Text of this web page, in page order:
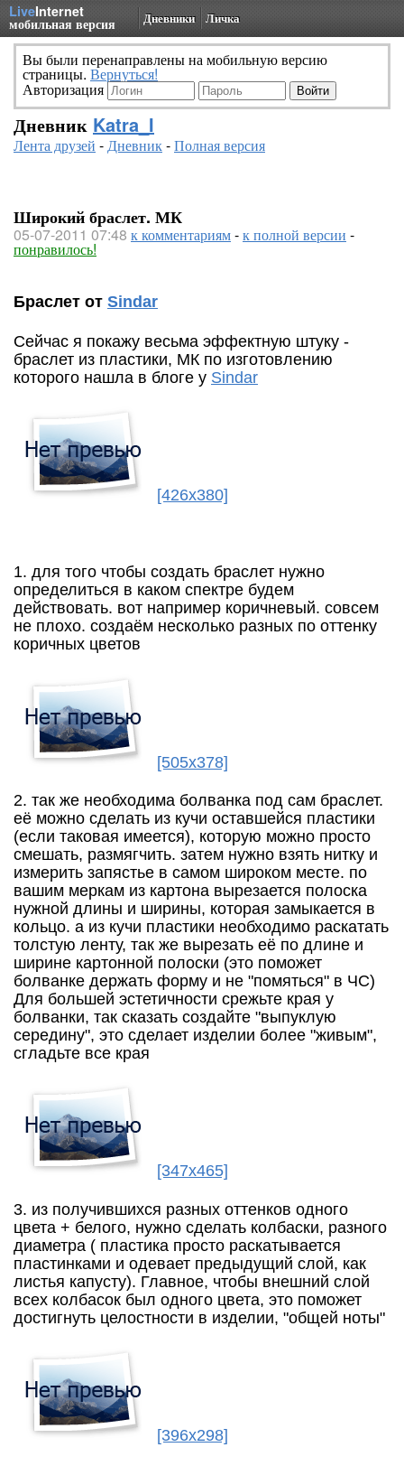
LiveInternet
мобильная версия Дневники Личка
Вы были перенаправлены на мобильную версию
страницы. Вернуться!
Авторизация
Дневник Katra_I
Лента друзей -Дневник-Полная версия
Широкий браслет. МК
05-07-2011 07:48 к комментариям-к полной версии -
понравилось!
Браслет от Sindar
Сейчас я покажу весьма эффектную штуку -
браслет из пластики, МК по изготовлению
которого нашла в блоге у Sindar
[426x380]
1. для того чтобы создать браслет нужно
определиться в каком спектре будем
действовать. вот например коричневый. совсем
не плохо. создаём несколько разных по оттенку
коричных цветов
[505x378]
2. так же необходима болванка под сам браслет.
её можно сделать из кучи оставшейся пластики
(если таковая имеется), которую можно просто
смешать, размягчить. затем нужно взять нитку и
измерить запястье в самом широком месте. по
вашим меркам из картона вырезается полоска
нужной длины и ширины, которая замыкается в
кольцо. а из кучи пластики необходимо раскатать
толстую ленту, так же вырезать её по длине и
ширине картонной полоски (это поможет
болванке держать форму и не "помяться" в ЧС)
Для большей эстетичности срежьте края у
болванки, так сказать создайте "выпуклую
середину", это сделает изделии более "живым",
сгладьте все края
[347x465]
3. из получившихся разных оттенков одного
цвета + белого, нужно сделать колбаски, разного
диаметра ( пластика просто раскатывается
пластинками и одевает предыдущий слой, как
листья капусту). Главное, чтобы внешний слой
всех колбасок был одного цвета, это поможет
достигнуть целостности в изделии, "общей ноты"
[396x298]